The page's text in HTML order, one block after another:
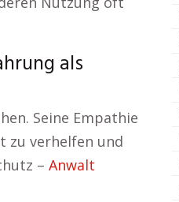
als
Seine Empathie
zu verhelfen und
– Anwalt